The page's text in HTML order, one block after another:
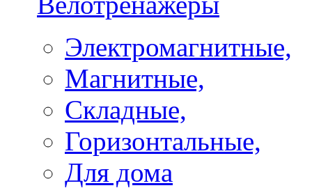
Электромагнитные,
Магнитные,
Складные,
Горизонтальные,
Для дома